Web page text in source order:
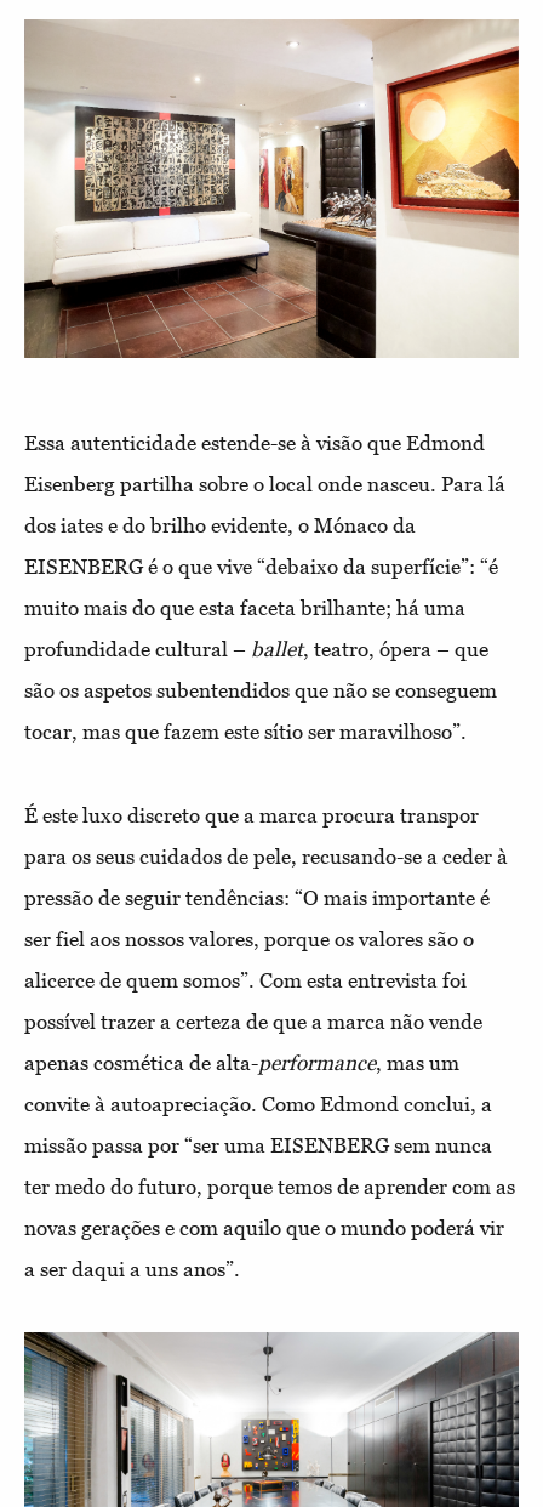
Essa autenticidade estende-se à visão que Edmond
Eisenberg partilha sobre o local onde nasceu. Para lá
dos iates e do brilho evidente, o Mónaco da
EISENBERG é o que vive “debaixo da superfície”: “é
muito mais do que esta faceta brilhante; há uma
profundidade cultural – ballet, teatro, ópera – que
são os aspetos subentendidos que não se conseguem
tocar, mas que fazem este sítio ser maravilhoso”.
É este luxo discreto que a marca procura transpor
para os seus cuidados de pele, recusando-se a ceder à
pressão de seguir tendências: “O mais importante é
ser fiel aos nossos valores, porque os valores são o
alicerce de quem somos”. Com esta entrevista foi
possível trazer a certeza de que a marca não vende
apenas cosmética de alta-performance, mas um
convite à autoapreciação. Como Edmond conclui, a
missão passa por “ser uma EISENBERG sem nunca
ter medo do futuro, porque temos de aprender com as
novas gerações e com aquilo que o mundo poderá vir
a ser daqui a uns anos”.